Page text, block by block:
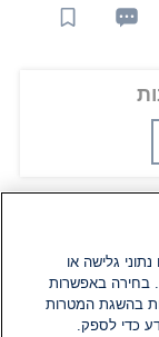
גלישה או
בחירה באפשרות
בהשגת המטרות
כדי לספק.